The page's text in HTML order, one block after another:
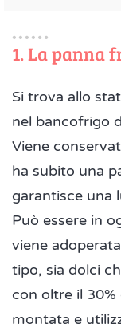
1. La panna
Si trova allo
nel bancofrigo
Viene
ha subito una
garantisce una
Può essere in
viene
tipo, sia dolci
con oltre il
montata e